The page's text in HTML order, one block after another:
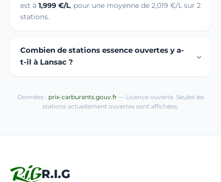
est à 1,999 €/L, pour une moyenne de 2,019 €/L sur 2
stations.
Combien de stations essence ouvertes y a-
t-il à Lansac ?
Données : prix-carburants.gouv.fr— Licence ouverte. Seules les
stations actuellement ouvertes sont affichées.
R.I.G